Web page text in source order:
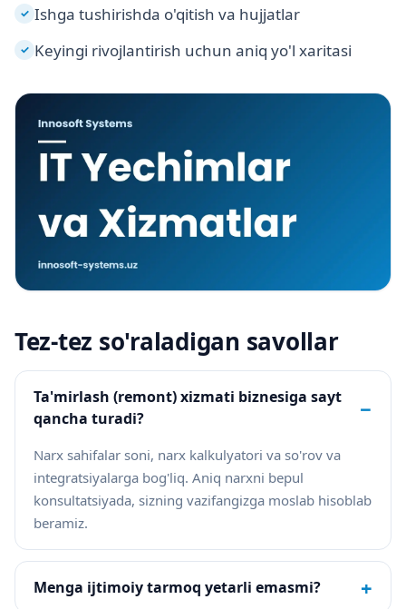
✓ Ishga tushirishda o'qitish va hujjatlar
✓ Keyingi rivojlantirish uchun aniq yo'l xaritasi
Tez-tez so'raladigan savollar
Ta'mirlash (remont) xizmati biznesiga sayt
qancha turadi?
−
Narx sahifalar soni, narx kalkulyatori va so'rov va
integratsiyalarga bog'liq. Aniq narxni bepul
konsultatsiyada, sizning vazifangizga moslab hisoblab
beramiz.
Menga ijtimoiy tarmoq yetarli emasmi? +